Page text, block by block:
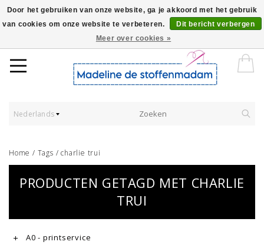
Worldwide Shipping - Onze stoffen worden verkocht per 10 cm.
Nederlands
Home / Tags /charlie trui
PRODUCTEN GETAGD MET CHARLIE
TRUI
A0 - printservice
Door het gebruiken van onze website, ga je akkoord met het gebruik
van cookies om onze website te verbeteren.
Dit bericht verbergen
Meer over cookies »